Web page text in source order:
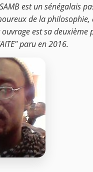
est un sénégalais
de la philosophie,
est sa deuxième
paru en 2016.